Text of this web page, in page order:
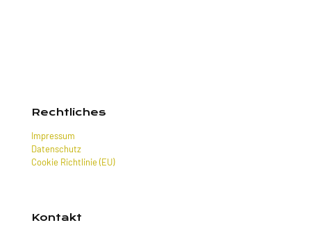
Rechtliches
Impressum
Datenschutz
Cookie Richtlinie (EU)
Kontakt